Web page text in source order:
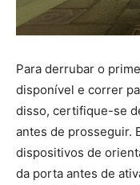
Para derrubar o
disponível e correr
disso, certifique-se
antes de prosseguir.
dispositivos de
da porta antes de